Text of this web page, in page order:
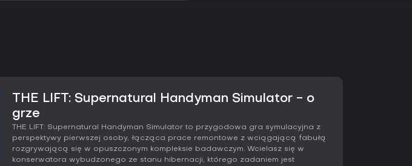
THE LIFT: Supernatural Handyman Simulator - o
grze
THE LIFT: Supernatural Handyman Simulator to przygodowa gra symulacyjna z
perspektywy pierwszej osoby, łącząca prace remontowe z wciągającą fabułą
rozgrywającą się w opuszczonym kompleksie badawczym. Wcielasz się w
konserwatora wybudzonego ze stanu hibernacji, którego zadaniem jest